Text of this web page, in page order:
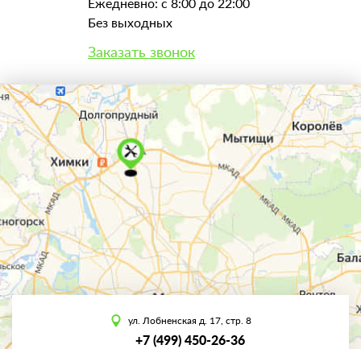
Без выходных
Заказать звонок
ул. Лобненская д. 17, стр. 8
+7 (499) 450-26-36